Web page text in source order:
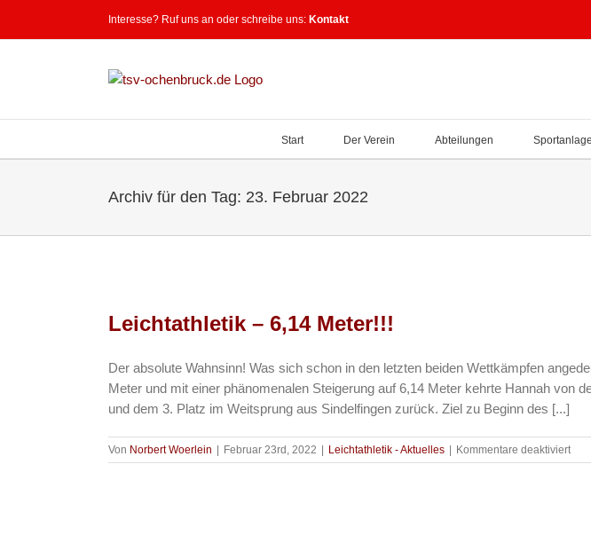
Interesse? Ruf uns an oder schreibe uns: Kontakt
Start Der Verein Abteilungen
Archiv für den Tag: 23. Februar 2022
Leichtathletik – 6,14 Meter!!!
Der absolute Wahnsinn! Was sich schon in den letzten beiden Wettkämpfen
Meter und mit einer phänomenalen Steigerung auf 6,14 Meter kehrte Hannah von
und dem 3. Platz im Weitsprung aus Sindelfingen zurück. Ziel zu Beginn des [...]
Von Norbert Woerlein Februar 23rd, 2022 Leichtathletik - Aktuelles Kommentare deaktiviertfür